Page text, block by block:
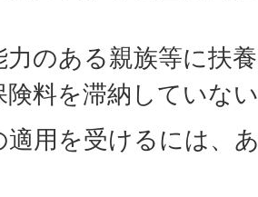
力のある親族等に扶
険料を滞納していな
適用を受けるには、